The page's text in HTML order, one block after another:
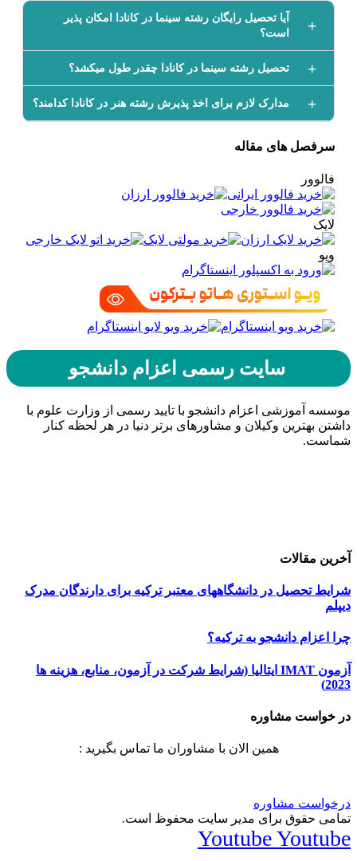
آیا تحصیل رایگان رشته سینما در کانادا امکان پذیر
است؟
تحصیل رشته سینما در کانادا چقدر طول می­کشد؟
مدارک لازم برای اخذ پذیرش رشته هنر در کانادا کدامند؟
سرفصل های مقاله
فالوور
لایک
ویو
سایت رسمی اعزام دانشجو
موسسه آموزشی اعزام دانشجو با تایید رسمی از وزارت علوم با
داشتن بهترین وکیلان و مشاورهای برتر دنیا در هر لحظه کنار
شماست.
آخرین مقالات
شرایط تحصیل در دانشگاههای معتبر ترکیه برای دارندگان مدرک
دیپلم
چرا اعزام دانشجو به ترکیه؟
آزمون IMAT ایتالیا (شرایط شرکت در آزمون، منابع، هزینه ها
2023)
در خواست مشاوره
همین الان با مشاوران ما تماس بگیرید :
درخواست مشاوره
تمامی حقوق برای مدیر سایت محفوظ است.
YoutubeYoutube